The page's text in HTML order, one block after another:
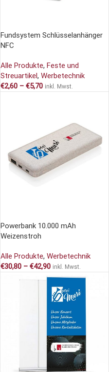
Fundsystem Schlüsselanhänger
NFC
Alle Produkte, Feste und
Streuartikel, Werbetechnik
€2,60 – €5,70 inkl. Mwst.
Powerbank 10.000 mAh
Weizenstroh
Alle Produkte, Werbetechnik
€30,80 – €42,90 inkl. Mwst.